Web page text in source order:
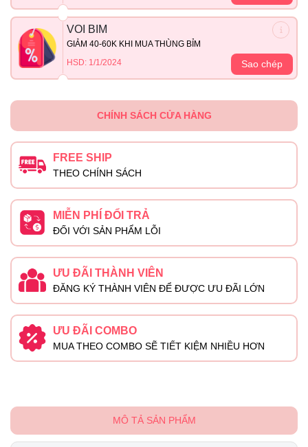
VOI BIM
GIẢM 40-60K KHI MUA THÙNG BỈM
HSD: 1/1/2024
Sao chép
CHÍNH SÁCH CỬA HÀNG
FREE SHIP
THEO CHÍNH SÁCH
MIỄN PHÍ ĐỔI TRẢ
ĐỐI VỚI SẢN PHẨM LỖI
ƯU ĐÃI THÀNH VIÊN
ĐĂNG KÝ THÀNH VIÊN ĐỂ ĐƯỢC ƯU ĐÃI LỚN
ƯU ĐÃI COMBO
MUA THEO COMBO SẼ TIẾT KIỆM NHIỀU HƠN
MÔ TẢ SẢN PHẨM